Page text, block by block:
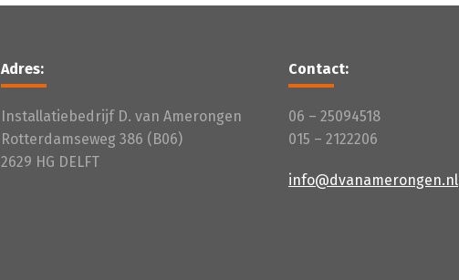
Adres:
Installatiebedrijf D. van Amerongen
Rotterdamseweg 386 (B06)
2629 HG DELFT
Contact:
06 – 25094518
015 – 2122206
info@dvanamerongen.nl